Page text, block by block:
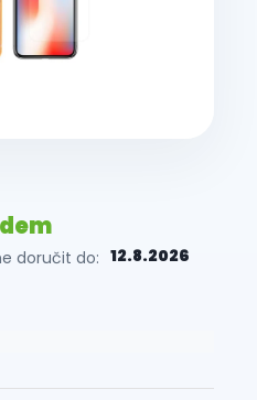
doručit do: 12.8.2026